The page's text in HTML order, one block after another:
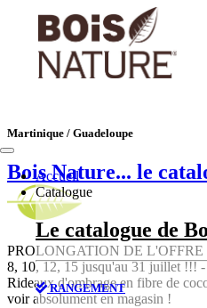
Martinique / Guadeloupe
Bois Nature... le
PROLONGATION DE
8, 10, 12, 15 jusqu'au 31 juillet
Rideaux d'ombrage en fibre de
voir absolument en magasin !
Accueil
Catalogue
Le catalogue de
RANGEMENT